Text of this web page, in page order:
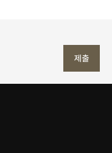
제출